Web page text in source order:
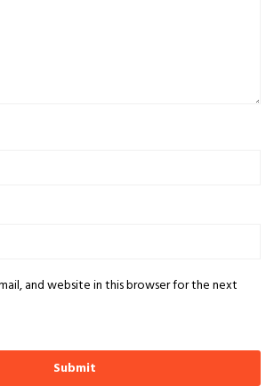
and website in this browser for the next